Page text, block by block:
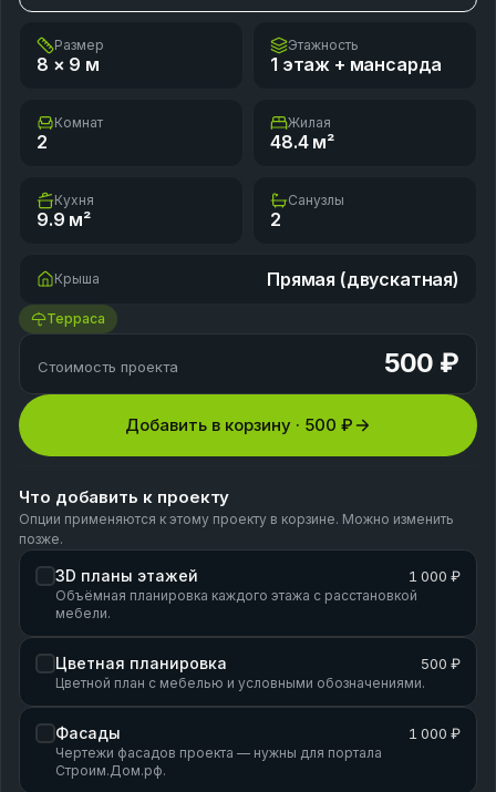
Размер
8 × 9 м
Этажность
1 этаж + мансарда
Комнат
2
Жилая
48.4м²
Кухня
9.9 м²
Санузлы
2
Крыша Прямая (двускатная)
Терраса
Стоимость проекта 500 ₽
Добавить в корзину · 500 ₽
Что добавить к проекту
Опции применяются к этому проекту в корзине. Можно изменить
позже.
3D планы этажей 1 000 ₽
Объёмная планировка каждого этажа с расстановкой
мебели.
Цветная планировка 500 ₽
Цветной план с мебелью и условными обозначениями.
Фасады 1 000 ₽
Чертежи фасадов проекта — нужны для портала
Строим.Дом.рф.